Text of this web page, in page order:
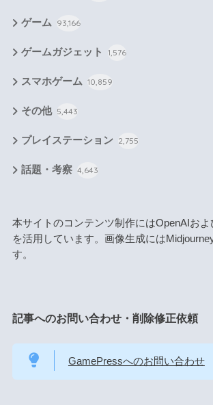
ゲーム 93,166
ゲームガジェット 1,576
スマホゲーム 10,859
その他 5,443
プレイステーション 2,755
話題・考察 4,643
本サイトのコンテンツ制作にはOpenAIお
を活用しています。画像生成には
す。
記事へのお問い合わせ・削除修正依頼
GamePressへのお問い合わせ